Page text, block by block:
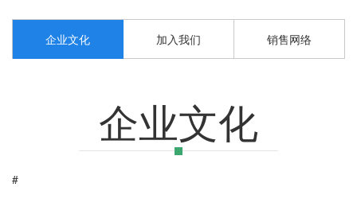
企业文化 加入我们 销售网络
企业文化
#